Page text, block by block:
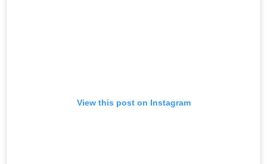
View this post on Instagram